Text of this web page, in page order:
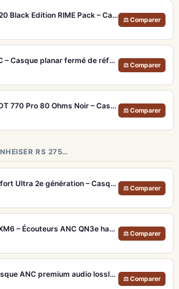
Neumann NDH 20 Black Edition RIME Pack – Casque studio fermé pour monitoring pro et immersion binaurale
⚖ Comparer
Audeze LCD-XC – Casque planar fermé de référence pour studio et audiophile
⚖ Comparer
Beyerdynamic DT 770 Pro 80 Ohms Noir – Casque studio fermé pour monitoring précis
⚖ Comparer
RS 275…
Bose QuietComfort Ultra 2e génération – Casque ANC premium avec son immersif spatial et 30h d'autonomie
⚖ Comparer
Sony WF-1000XM6 – Écouteurs ANC QN3e haute fidélité
⚖ Comparer
Sonos Ace – Casque ANC premium audio lossless et Dolby Atmos
⚖ Comparer